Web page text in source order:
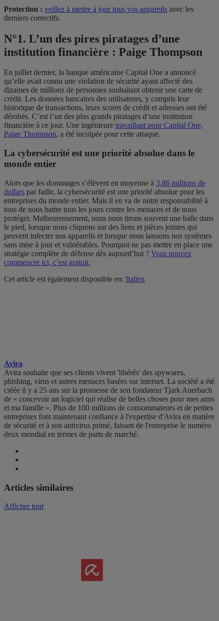
Protection : veillez à mettre à jour tous vos appareils avec les
derniers correctifs.
N°1. L’un des pires piratages d’une
institution financière : Paige Thompson
En juillet dernier, la banque américaine Capital One a annoncé
qu’elle avait connu une violation de sécurité ayant affecté des
dizaines de millions de personnes souhaitant obtenir une carte de
crédit. Les données bancaires des utilisateurs, y compris leur
historique de transactions, leurs scores de crédit et adresses ont été
dérobés. C’est l’un des plus grands piratages d’une institution
financière à ce jour. Une ingénieure travaillant pour Capital One,
Paige Thompson, a été inculpée pour cette attaque.
La cybersécurité est une priorité absolue dans le
monde entier
Alors que les dommages s’élèvent en moyenne à 3,86 millions de
dollars par faille, la cybersécurité est une priorité absolue pour les
entreprises du monde entier. Mais il en va de notre responsabilité à
tous de nous battre tous les jours contre les menaces et de nous
protéger. Malheureusement, nous nous tirons souvent une balle dans
le pied, lorsque nous cliquons sur des liens et pièces jointes qui
peuvent infecter nos appareils et lorsque nous laissons nos systèmes
sans mise à jour et vulnérables. Pourquoi ne pas mettre en place une
stratégie complète de défense dès aujourd’hui ? Vous pouvez
commencer ici, c’est gratuit.
Cet article est également disponible en: Italien
Avira
Avira souhaite que ses clients vivent 'libérés' des spywares,
phishing, virus et autres menaces basées sur internet. La société a été
créée il y a 25 ans sur la promesse de son fondateur Tjark Auerbach
de « concevoir un logiciel qui réalise de belles choses pour mes amis
et ma famille ». Plus de 100 millions de consommateurs et de petites
entreprises font maintenant confiance à l'expertise d'Avira en matière
de sécurité et à son antivirus primé, faisant de l'entreprise le numéro
deux mondial en termes de parts de marché.
Articles similaires
Afficher tout